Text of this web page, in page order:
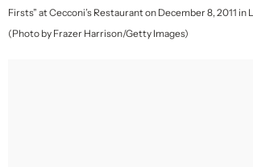
Firsts” at Cecconi’s Restaurant on December 8, 2011 in
(Photo by Frazer Harrison/Getty Images)